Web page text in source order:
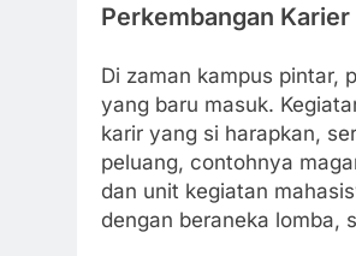
Perkembangan
Di zaman kampus pintar,
yang baru masuk.
karir yang si harapkan,
peluang, contohnya
dan unit kegiatan
dengan beraneka lomba,